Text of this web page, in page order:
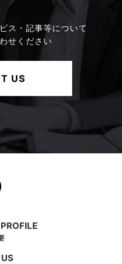
ス・記事等について
せください
US